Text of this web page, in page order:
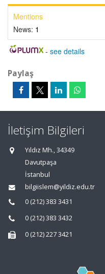
Mentions
News: 1
- see details
Paylaş
İletişim Bilgileri
Yıldız Mh., 34349
Davutpaşa
İstanbul
bilgiislem@yildiz.edu.tr
0 (212) 383 3431
0 (212) 383 3432
0 (212) 227 3421